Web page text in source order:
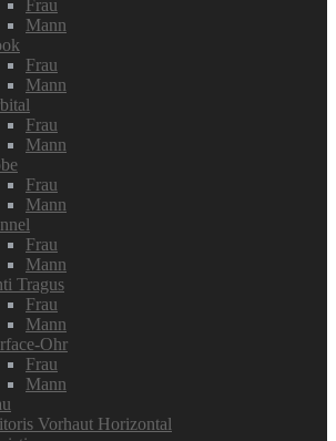
Frau
Mann
Frau
Mann
Frau
Mann
Frau
Mann
Frau
Mann
Tragus
Frau
Mann
Ohr
Frau
Mann
Vorhaut Horizontal